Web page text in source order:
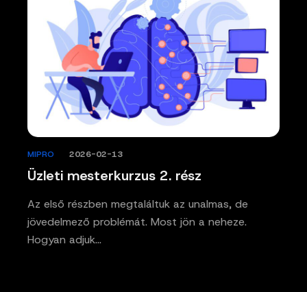
Üzleti mesterkurzus 2. rész
MIPRO 2026-02-13
Az első részben megtaláltuk az unalmas, de
jövedelmező problémát. Most jön a neheze.
Hogyan adjuk…